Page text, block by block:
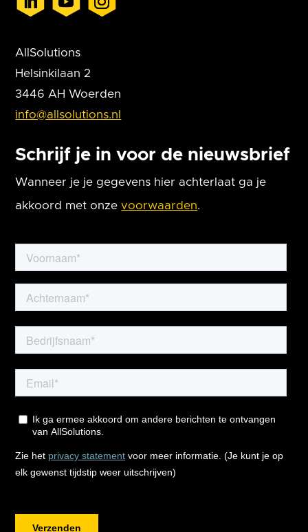
AllSolutions
Helsinkilaan 2
3446 AH Woerden
info@allsolutions.nl
Schrijf je in voor de nieuwsbrief
Wanneer je je gegevens hier achterlaat ga je
akkoord met onzevoorwaarden.